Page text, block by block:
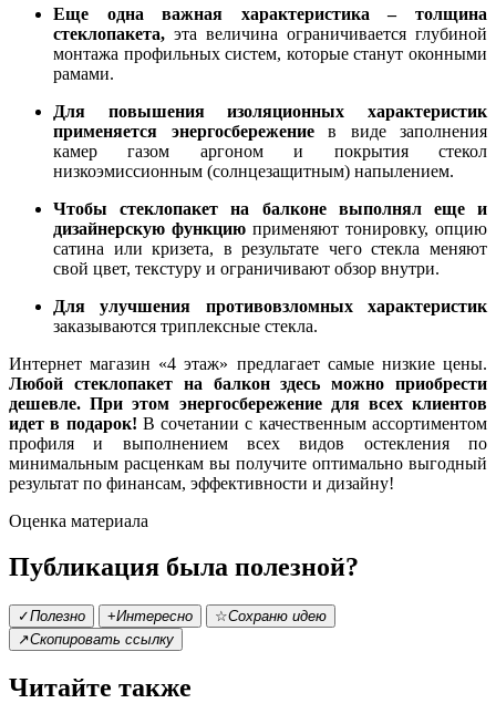
Еще одна важная характеристика
– толщина
стеклопакета, эта величина ограничивается глубиной
монтажа профильных систем, которые станут оконными
рамами.
Для повышения изоляционных характеристик
применяется энергосбережениев виде заполнения
камер газом аргоном и покрытия стекол
низкоэмиссионным (солнцезащитным) напылением.
Чтобы стеклопакет на балконе выполнял еще и
дизайнерскую функцию применяют тонировку, опцию
сатина или кризета, в результате чего стекла меняют
свой цвет, текстуру и ограничивают обзор внутри.
Для улучшения противовзломных характеристик
заказываются триплексные стекла.
Интернет магазин «4 этаж» предлагает самые низкие цены.
Любой стеклопакет на балкон здесь можно приобрести
дешевле. При этом энергосбережение для всех клиентов
идет в подарок! В сочетании с качественным ассортиментом
профиля и выполнением всех видов остекления по
минимальным расценкам вы получите оптимально выгодный
результат по финансам, эффективности и дизайну!
Оценка материала
Публикация была полезной?
✓Полезно +Интересно ☆Сохраню идею
↗Скопировать ссылку
Читайте также